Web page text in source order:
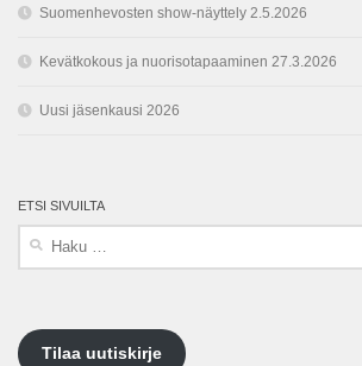
Suomenhevosten show-näyttely 2.5.2026
Kevätkokous ja nuorisotapaaminen 27.3.2026
Uusi jäsenkausi 2026
ETSI SIVUILTA
Tilaa uutiskirje